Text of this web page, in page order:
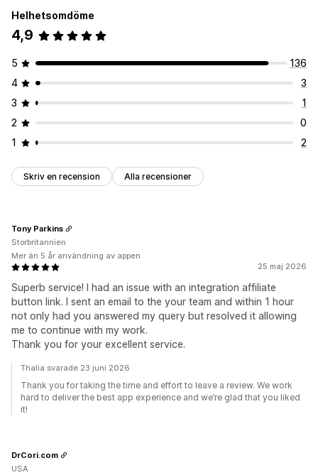
Helhetsomdöme
4,9
5
136
4
3
3
1
2
0
1
2
Skriv en recension Alla recensioner
25 maj 2026
Superb service! I had an issue with an integration affiliate
button link. I sent an email to the your team and within 1 hour
not only had you answered my query but resolved it allowing
me to continue with my work.
Thank you for your excellent service.
Tony Parkins
Storbritannien
Mer än 5 år användning av appen
Thalia svarade 23 juni 2026
Thank you for taking the time and effort to leave a review. We work
hard to deliver the best app experience and we’re glad that you liked
it!
DrCori.com
USA